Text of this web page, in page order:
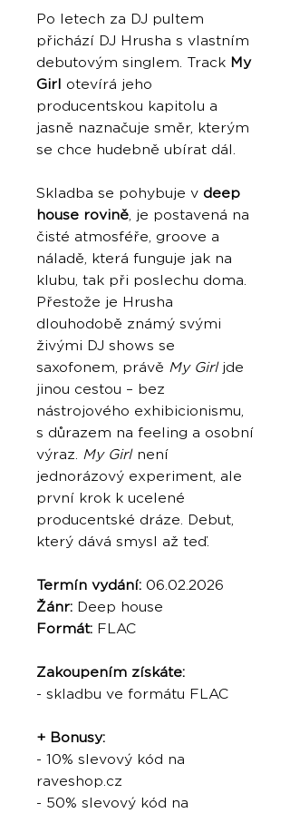
Po letech za DJ pultem
přichází DJ Hrusha s vlastním
debutovým singlem. Track My
Girl
otevírá jeho
producentskou kapitolu a
jasně naznačuje směr, kterým
se chce hudebně ubírat dál.
Skladba se pohybuje v deep
house rovině, je postavená na
čisté atmosféře, groove a
náladě, která funguje jak na
klubu, tak při poslechu doma.
Přestože je Hrusha
dlouhodobě známý svými
živými DJ shows se
saxofonem, právě My Girljde
jinou cestou – bez
nástrojového exhibicionismu,
s důrazem na feeling a osobní
výraz. My Girlnení
jednorázový experiment, ale
první krok k ucelené
producentské dráze. Debut,
který dává smysl až teď.
Termín vydání: 06.02.2026
Žánr: Deep house
Formát: FLAC
Zakoupením získáte:
- skladbu ve formátu FLAC
+ Bonusy:
- 10% slevový kód na
raveshop.cz
- 50% slevový kód na